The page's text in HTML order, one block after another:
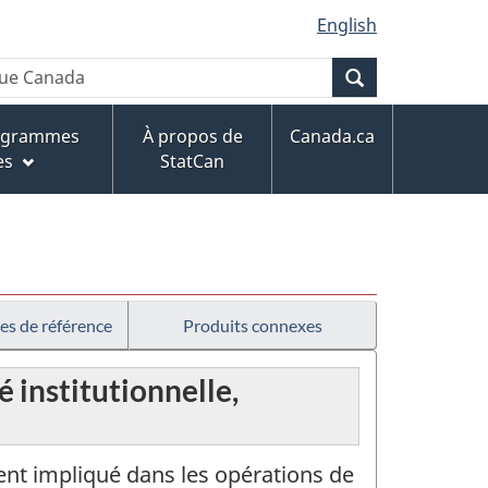
English
À propos de
StatCan
Canada.ca
de référence Produits connexes
institutionnelle,
impliqué dans les opérations de